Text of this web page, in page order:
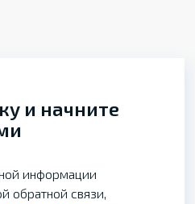
и начните
информации
обратной связи,